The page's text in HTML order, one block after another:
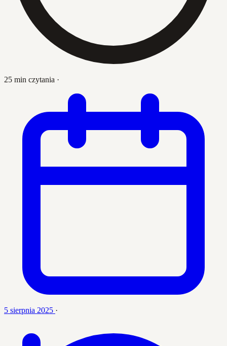
25 min czytania ·
5 sierpnia 2025 ·